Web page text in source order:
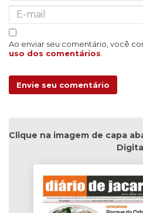
Ao enviar seu comentário, você
uso dos comentários
Envie seu comentário
Clique na imagem de capa